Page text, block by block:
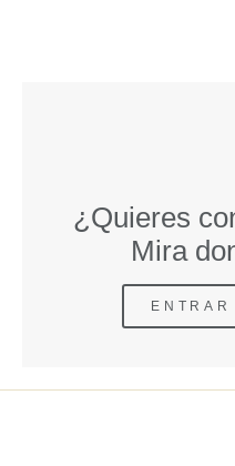
¿Quieres
Mira